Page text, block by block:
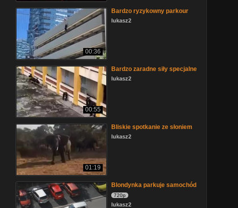
00:36
Bardzo ryzykowny parkour
lukasz2
00:55
Bardzo zaradne siły specjalne
lukasz2
01:19
Bliskie spotkanie ze słoniem
lukasz2
Blondynka parkuje samochód
720p
lukasz2